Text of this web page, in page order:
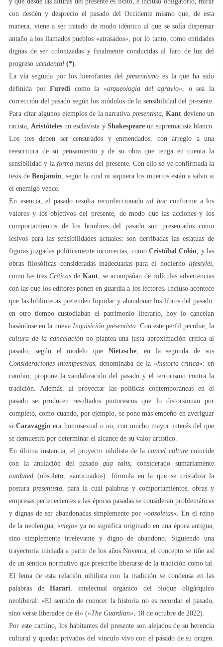
con desdén y desprecio el pasado del Occidente mismo que, de esta
manera, viene a ser tratado de modo idéntico al que se solía dispensar
antaño a los llamados pueblos «atrasados», por lo tanto, como entidades
dignas de ser colonizadas y finalmente conducidas al faro de luz del
progreso uccidental (*)
La vía seguida por los hierofantes del presentismoes la que ha sido
definida porFuredi como la «arqueología del agravio«, o sea la
corrección del pasado según los módulos de la sensibilidad del presente.
Para citar algunos ejemplos de la narrativa presentista, Kant deviene un
racista, Aristóteles un esclavista y Shakespeareun supremacista blanco.
Los tres deben ser censurados y enmendados, con arreglo a una
reescritura de su pensamiento y de su obra que tenga en cuenta la
sensibilidad y la forma mentis del presente. Con ello se ve confirmada la
tesis deBenjamin , según la cual ni siquiera los muertos están a salvo si
el enemigo vence.
En esencia, el pasado resulta reconfeccionado ad hocconforme a los
valores y los objetivos del presente, de modo que las acciones y los
comportamientos de los hombres del pasado son presentados como
lesivos para las sensibilidades actuales: son derribadas las estatuas de
figuras juzgadas políticamente incorrectas, como Cristóbal Colón , y las
obras filosóficas consideradas inadecuadas para el hodierno lifestylel,
como las tres Críticas de Kant , se acompañan de ridículas advertencias
con las que los editores ponen en guardia a los lectores. Incluso acontece
que las bibliotecas pretenden liquidar y abandonar los libros del pasado:
en otro tiempo custodiaban el patrimonio literario, hoy lo cancelan
basándose en la nueva Inquisición presentista. Con este perfil peculiar, la
cultura de la cancelaciónno plantea una justa aproximación crítica al
pasado, según el modelo que Nietzsche , en la segunda de sus
Consideraciones intempestivas, denominaba de la «historia crítica»: en
cambio, propone la vandalización del pasado y el terrorismo contra la
tradición. Además, al proyectar las políticas contemporáneas en el
pasado se producen resultados pintorescos que lo distorsionan por
completo, como cuando, por ejemplo, se pone más empeño en averiguar
siCaravaggio era homosexual o no, con mucho mayor interés del que
se demuestra por determinar el alcance de su valor artístico.
En última instancia, el proyecto nihilista de lacancel culture coincide
con la anulación del pasadoqua talis , considerado sumariamente
outdated (obsoleto, «anticuado»): fórmula en la que se cristaliza la
postura presentista, para la cual palabras y comportamientos, obras y
empresas pertenecientes a las épocas pasadas se consideran problemáticas
y dignas de ser abandonadas simplemente por «obsoletas». En el reino
de la neolengua, «viejo» ya no significa originado en una época antigua,
sino simplemente irrelevante y digno de abandono. Siguiendo una
trayectoria iniciada a partir de los años Noventa, el concepto se tiñe así
de un sentido normativo que prescribe liberarse de la tradición como tal.
El lema de esta relación nihilista con la tradición se condensa en las
palabras deHarari , intelectual orgánico del bloque oligárquico
neoliberal: «El sentido de conocer la historia no es recordar el pasado,
sino verse liberados de él» («The Guardian», 18 de octubre de 2022).
Por este camino, los habitantes del presente son alejados de su herencia
cultural y quedan privados del vínculo vivo con el pasado de su origen.